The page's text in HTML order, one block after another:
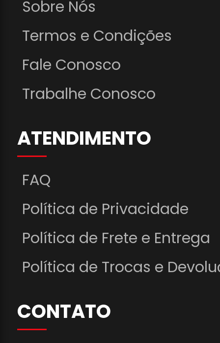
Sobre Nós
Termos e Condições
Fale Conosco
Trabalhe Conosco
ATENDIMENTO
FAQ
Política de Privacidade
Política de Frete e Entrega
Política de Trocas e
CONTATO